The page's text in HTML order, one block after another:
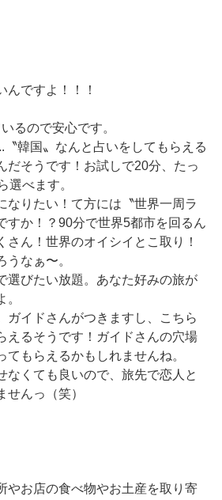
んですよ！！！
るので安心です。
韓国〟なんと占いをしてもらえる
だそうです！お試しで20分、たっ
選べます。
なりたい！て方には〝世界一周ラ
すか！？90分で世界5都市を回るん
さん！世界のオイシイとこ取り！
うなぁ〜。
選びたい放題。あなた好みの旅が
ガイドさんがつきますし、こちら
えるそうです！ガイドさんの穴場
てもらえるかもしれませんね。
なくても良いので、旅先で恋人と
んっ（笑）
やお店の食べ物やお土産を取り寄